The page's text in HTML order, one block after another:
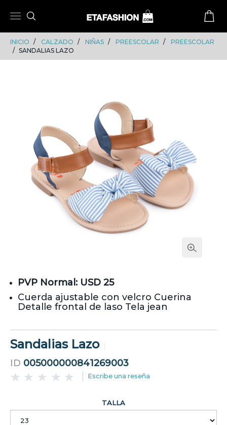
INICIO CALZADO NIÑAS PREESCOLAR
PREESCOLAR
SANDALIAS LAZO
PVP Normal: USD 25
Cuerda ajustable con velcro Cuerina
Detalle frontal de laso Tela jean
Sandalias Lazo
ID 005000000841269003
Escribe una reseña
TALLA